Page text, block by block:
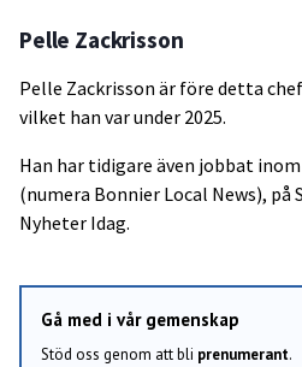
Pelle Zackrisson
Pelle Zackrisson är före detta
vilket han var under 2025.
Han har tidigare även jobbat
(numera Bonnier Local News), på
Nyheter Idag.
Gå med i vår gemenskap
Stöd oss genom att bli prenumerant.